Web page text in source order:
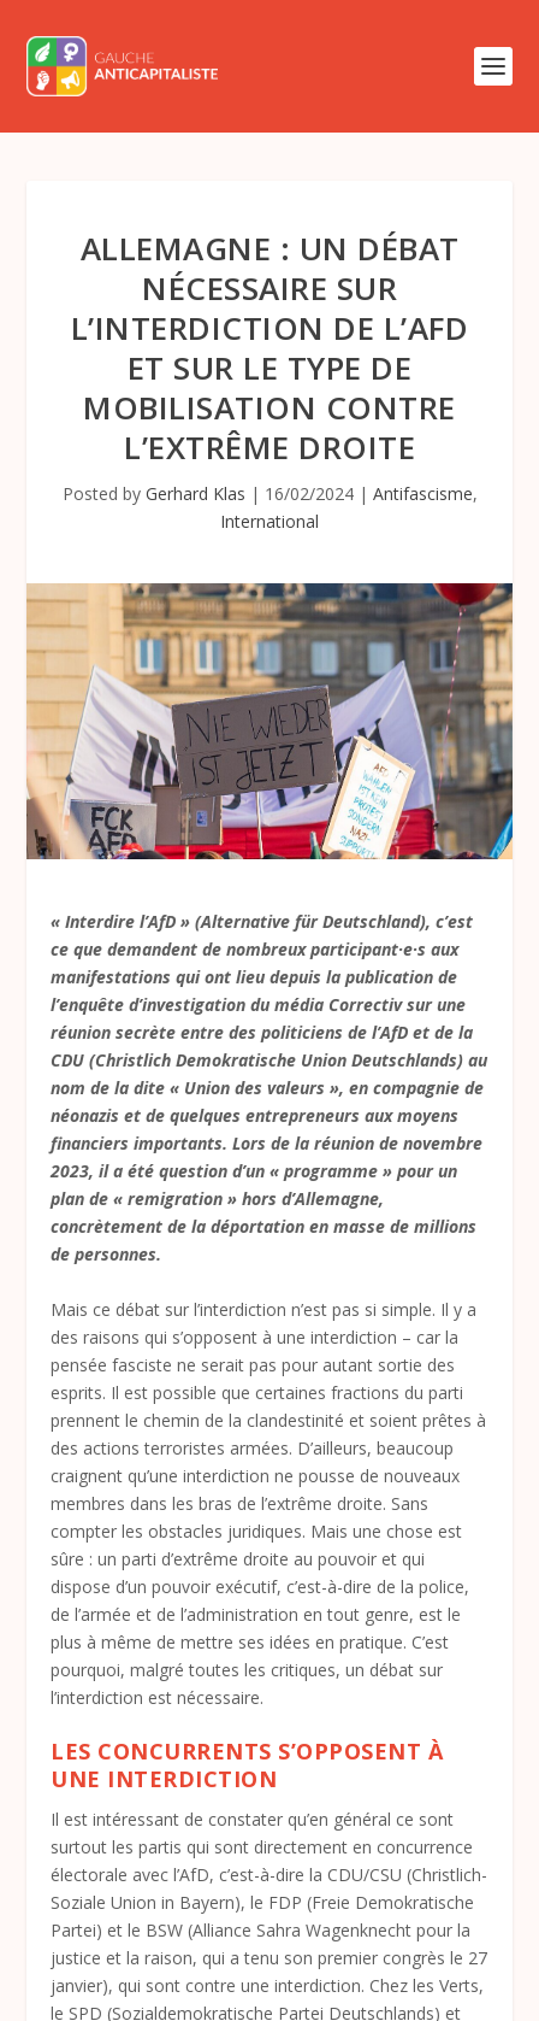
ALLEMAGNE : UN DÉBAT
NÉCESSAIRE SUR
L’INTERDICTION DE L’AFD
ET SUR LE TYPE DE
MOBILISATION CONTRE
L’EXTRÊME DROITE
Posted by Gerhard Klas | 16/02/2024| Antifascisme,
International
« Interdire l’AfD » (Alternative für Deutschland), c’est
ce que demandent de nombreux participant·e·s aux
manifestations qui ont lieu depuis la publication de
l’enquête d’investigation du média Correctiv sur une
réunion secrète entre des politiciens de l’AfD et de la
CDU (Christlich Demokratische Union Deutschlands) au
nom de la dite « Union des valeurs », en compagnie de
néonazis et de quelques entrepreneurs aux moyens
financiers importants. Lors de la réunion de novembre
2023, il a été question d’un « programme » pour un
plan de « remigration » hors d’Allemagne,
concrètement de la déportation en masse de millions
de personnes.
Mais ce débat sur l’interdiction n’est pas si simple. Il y a
des raisons qui s’opposent à une interdiction – car la
pensée fasciste ne serait pas pour autant sortie des
esprits. Il est possible que certaines fractions du parti
prennent le chemin de la clandestinité et soient prêtes à
des actions terroristes armées. D’ailleurs, beaucoup
craignent qu’une interdiction ne pousse de nouveaux
membres dans les bras de l’extrême droite. Sans
compter les obstacles juridiques. Mais une chose est
sûre : un parti d’extrême droite au pouvoir et qui
dispose d’un pouvoir exécutif, c’est-à-dire de la police,
de l’armée et de l’administration en tout genre, est le
plus à même de mettre ses idées en pratique. C’est
pourquoi, malgré toutes les critiques, un débat sur
l’interdiction est nécessaire.
LES CONCURRENTS S’OPPOSENT À
UNE INTERDICTION
Il est intéressant de constater qu’en général ce sont
surtout les partis qui sont directement en concurrence
électorale avec l’AfD, c’est-à-dire la CDU/CSU (Christlich-
Soziale Union in Bayern), le FDP (Freie Demokratische
Partei) et le BSW (Alliance Sahra Wagenknecht pour la
justice et la raison, qui a tenu son premier congrès le 27
janvier), qui sont contre une interdiction. Chez les Verts,
le SPD (Sozialdemokratische Partei Deutschlands) et